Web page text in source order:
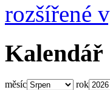
rozšířené
Kalendář
měsíc rok